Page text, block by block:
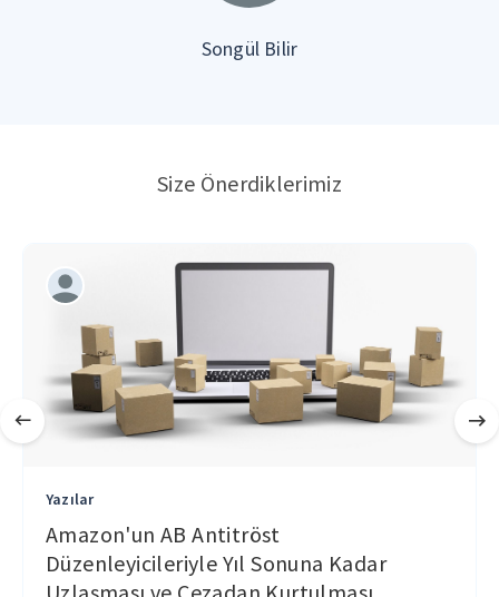
Songül Bilir
Size Önerdiklerimiz
Yazılar
Amazon'un AB Antitröst
Düzenleyicileriyle Yıl Sonuna Kadar